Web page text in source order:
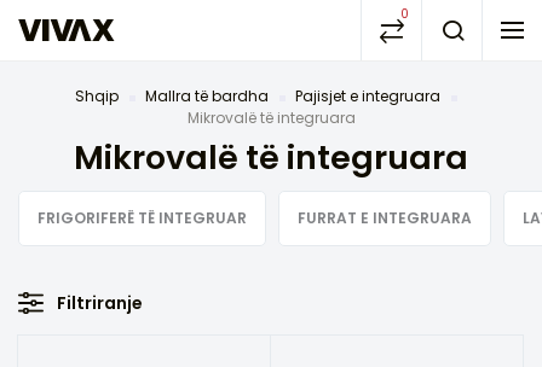
0
Shqip Mallra të bardha
Pajisjet e integruara
Mikrovalë të integruara
Mikrovalë të integruara
FRIGORIFERË TË INTEGRUAR FURRAT E INTEGRUARA
Filtriranje